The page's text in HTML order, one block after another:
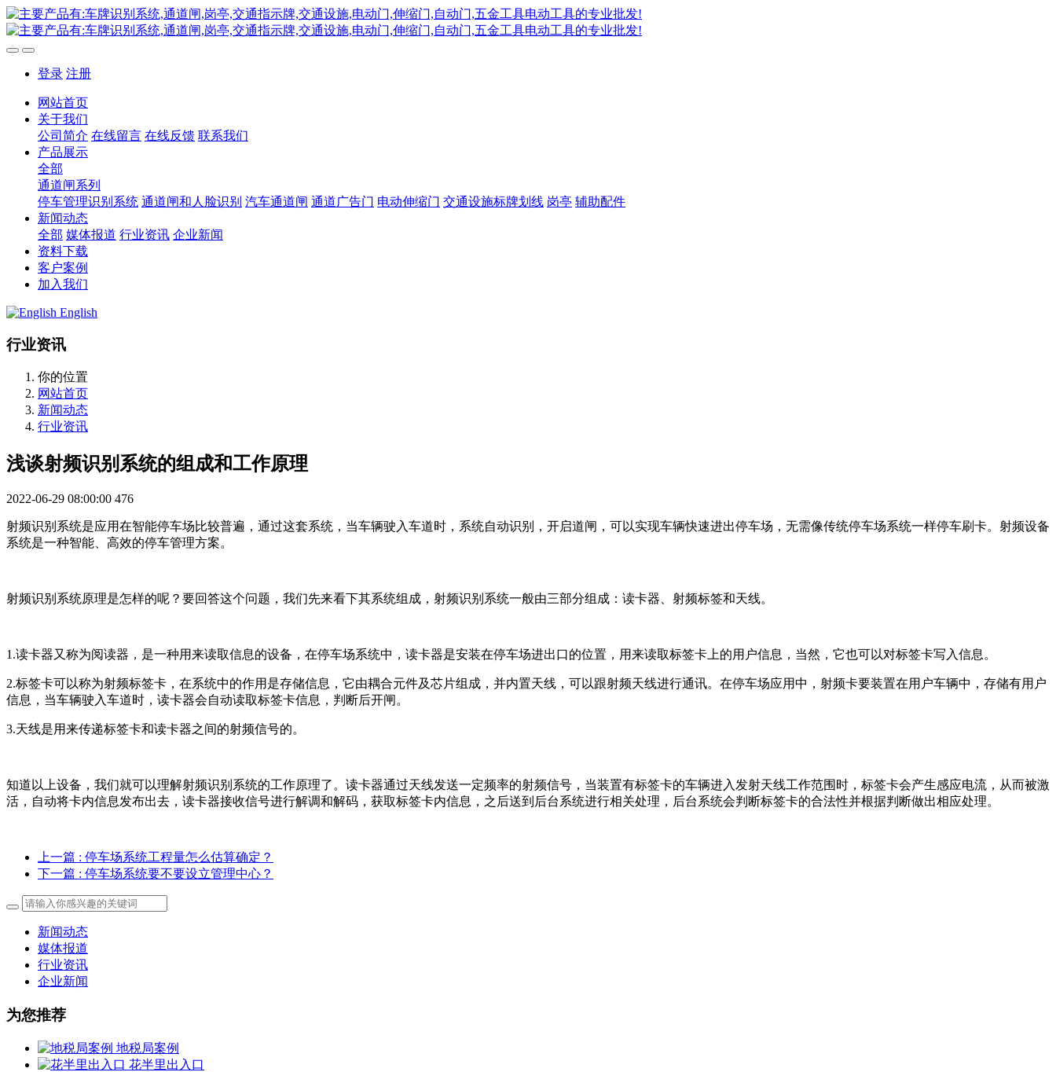
登录 注册
网站首页
关于我们
公司简介 在线留言 在线反馈 联系我们
产品展示
全部
通道闸系列
停车管理识别系统 通道闸和人脸识别 汽车通道闸 通道广告门 电动伸缩门 交通设施标牌划线 岗亭 辅助配件
新闻动态
全部 媒体报道 行业资讯 企业新闻
资料下载
客户案例
加入我们
English
行业资讯
你的位置
网站首页
新闻动态
行业资讯
浅谈射频识别系统的组成和工作原理
2022-06-29 08:00:00 476
射频识别系统是应用在智能停车场比较普遍，通过这套系统，当车辆驶入车道时，系统自动识别，开启道闸，可以实现车辆快速进出停车场，无需像传统停车场系统一样停车刷卡。射频设备
系统是一种智能、高效的停车管理方案。
射频识别系统原理是怎样的呢？要回答这个问题，我们先来看下其系统组成，射频识别系统一般由三部分组成：读卡器、射频标签和天线。
1.读卡器又称为阅读器，是一种用来读取信息的设备，在停车场系统中，读卡器是安装在停车场进出口的位置，用来读取标签卡上的用户信息，当然，它也可以对标签卡写入信息。
2.标签卡可以称为射频标签卡，在系统中的作用是存储信息，它由耦合元件及芯片组成，并内置天线，可以跟射频天线进行通讯。在停车场应用中，射频卡要装置在用户车辆中，存储有用户
信息，当车辆驶入车道时，读卡器会自动读取标签卡信息，判断后开闸。
3.天线是用来传递标签卡和读卡器之间的射频信号的。
知道以上设备，我们就可以理解射频识别系统的工作原理了。读卡器通过天线发送一定频率的射频信号，当装置有标签卡的车辆进入发射天线工作范围时，标签卡会产生感应电流，从而被激
活，自动将卡内信息发布出去，读卡器接收信号进行解调和解码，获取标签卡内信息，之后送到后台系统进行相关处理，后台系统会判断标签卡的合法性并根据判断做出相应处理。
上一篇 : 停车场系统工程量怎么估算确定？
下一篇 : 停车场系统要不要设立管理中心？
新闻动态
媒体报道
行业资讯
企业新闻
为您推荐
地税局案例
花半里出入口